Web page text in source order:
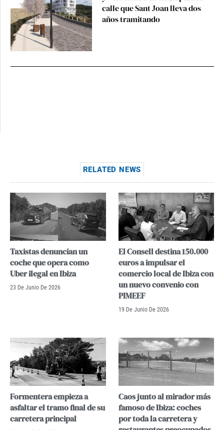
calle que Sant Joan lleva dos
años tramitando
RELATED NEWS
Taxistas denuncian un
coche que opera como
Uber ilegal en Ibiza
23 De Junio De 2026
El Consell destina 150.000
euros a impulsar el
comercio local de Ibiza con
un nuevo convenio con
PIMEEF
19 De Junio De 2026
Formentera empieza a
asfaltar el tramo final de su
carretera principal
Caos junto al mirador más
famoso de Ibiza: coches
por toda la carretera y